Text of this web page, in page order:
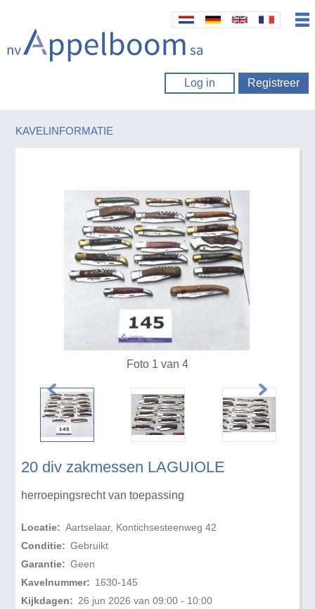
Log in Registreer
KAVELINFORMATIE
20 div zakmessen LAGUIOLE
herroepingsrecht van toepassing
Locatie: Aartselaar, Kontichsesteenweg 42
Conditie: Gebruikt
Garantie: Geen
Kavelnummer: 1630-145
Kijkdagen: 26 jun 2026 van 09:00 - 10:00
Foto 1 van 4